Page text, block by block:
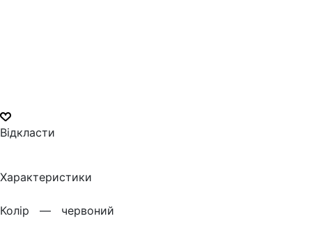
Відкласти
Характеристики
Колiр — червоний